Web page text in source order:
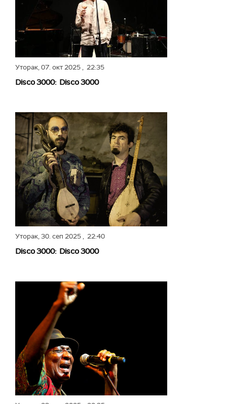
Уторак,07. окт 2025, 22:35
Disco 3000: Disco 3000
Уторак,30. сеп 2025, 22:40
Disco 3000: Disco 3000